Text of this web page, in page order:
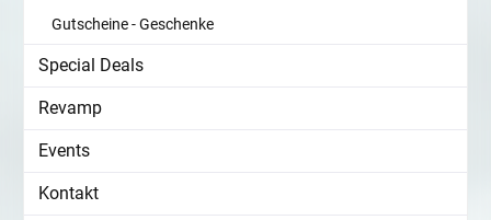
Gutscheine - Geschenke
Special Deals
Revamp
Events
Kontakt